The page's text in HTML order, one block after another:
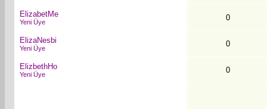
ElizabetMe
Yeni Üye 0
ElizaNesbi
Yeni Üye 0
ElizbethHo
Yeni Üye 0